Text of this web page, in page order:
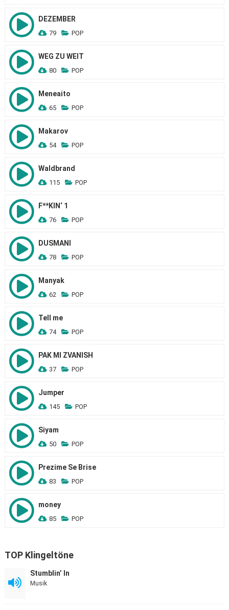
DEZEMBER
79 POP
WEG ZU WEIT
80 POP
Meneaito
65 POP
Makarov
54 POP
Waldbrand
115 POP
F**KIN‘ 1
76 POP
DUSMANI
78 POP
Manyak
62 POP
Tell me
74 POP
PAK MI ZVANISH
37 POP
Jumper
145 POP
Siyam
50 POP
Prezime Se Brise
83 POP
money
85 POP
TOP Klingeltöne
Stumblin’ In
Musik